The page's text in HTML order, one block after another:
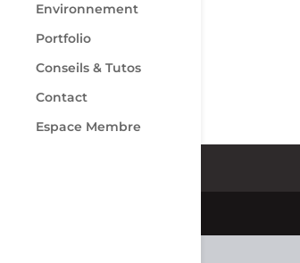
Environnement
Portfolio
Conseils & Tutos
Contact
Espace Membre